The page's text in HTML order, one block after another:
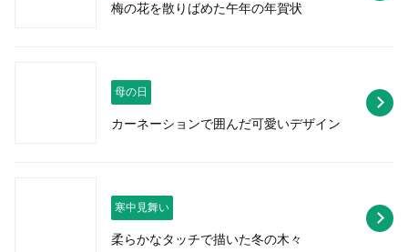
梅の花を散りばめた午年の年賀状
母の日
カーネーションで囲んだ可愛いデザイン
寒中見舞い
柔らかなタッチで描いた冬の木々